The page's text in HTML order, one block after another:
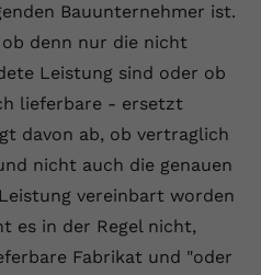
Bauunternehmer ist.
ob denn nur die nicht
Leistung sind oder ob
lieferbare - ersetzt
davon ab, ob vertraglich
nicht auch die genauen
vereinbart worden
es in der Regel nicht,
Fabrikat und "oder
diesen Cookie, um die
des Benutzers zu